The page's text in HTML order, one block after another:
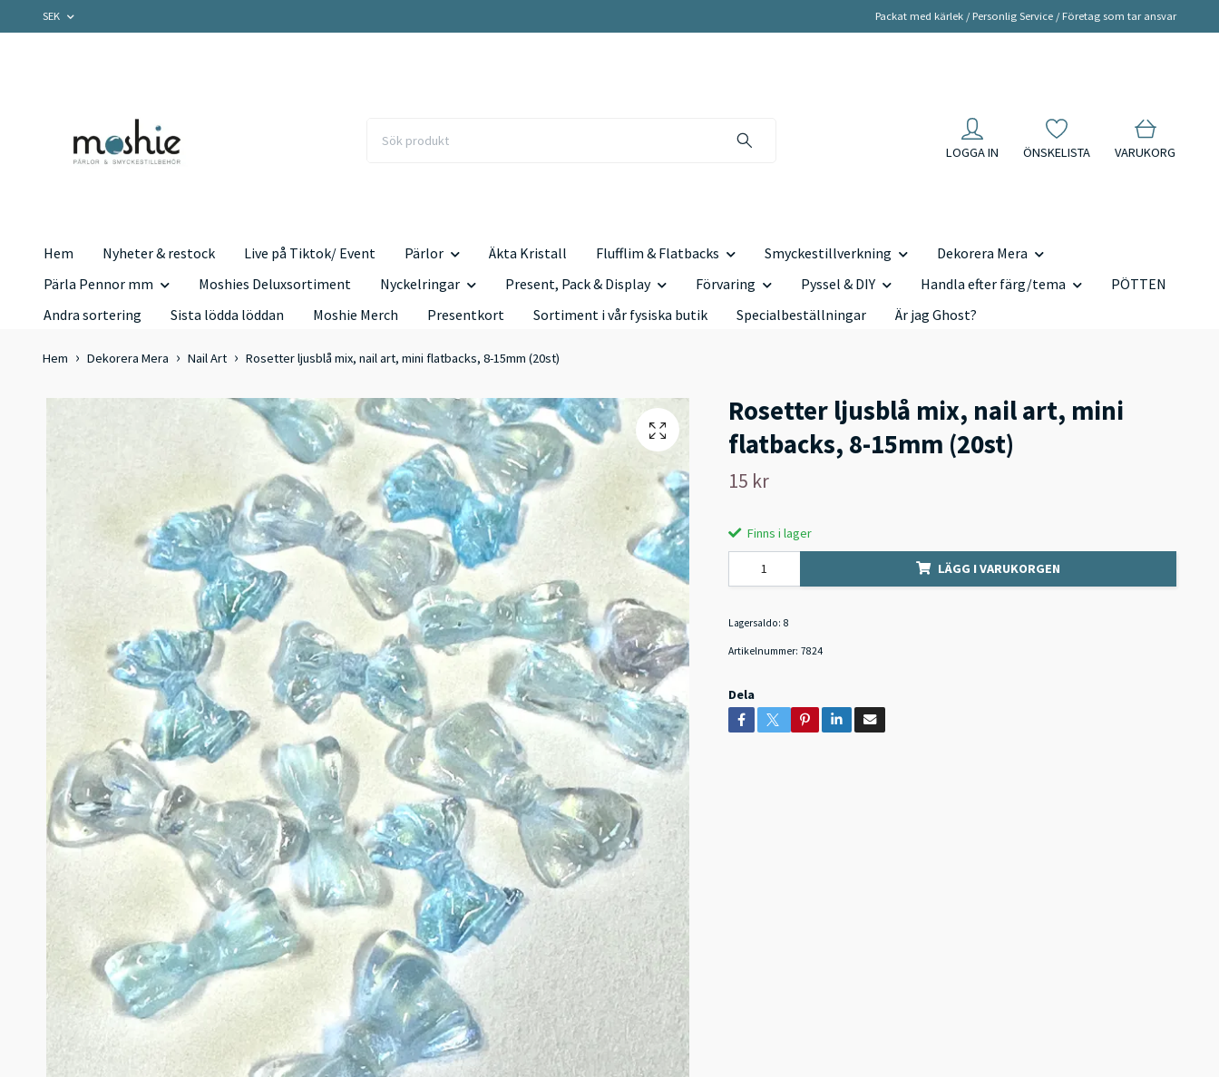
SEK Packat med kärlek / Personlig Service / Företag som tar ansvar
LOGGA IN ÖNSKELISTA VARUKORG
Hem Nyheter & restock Live på Tiktok/ Event Pärlor Äkta Kristall Flufflim & Flatbacks Smyckestillverkning
Dekorera Mera
Pärla Pennor mm
Moshies Deluxsortiment Nyckelringar Present, Pack & Display Förvaring Pyssel & DIY Handla efter färg/tema
PÖTTEN
Andra sortering
Sista lödda löddan Moshie Merch Presentkort Sortiment i vår fysiska butik Specialbeställningar Är jag Ghost?
Hem Dekorera Mera Nail Art Rosetter ljusblå mix, nail art, mini flatbacks, 8-15mm (20st)
Rosetter ljusblå mix, nail art, mini
flatbacks, 8-15mm (20st)
15 kr
Finns i lager
LÄGG I VARUKORGEN
Lagersaldo: 8
Artikelnummer: 7824
Dela